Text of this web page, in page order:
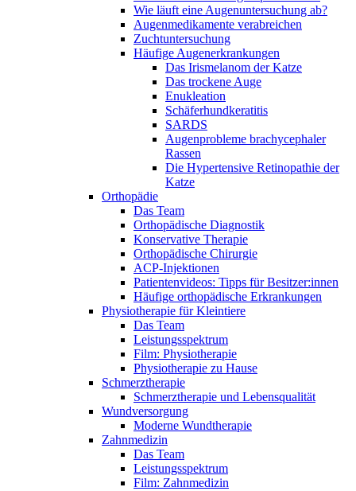
Wie läuft eine Augenuntersuchung ab?
Augenmedikamente verabreichen
Zuchtuntersuchung
Häufige Augenerkrankungen
Das Irismelanom der Katze
Das trockene Auge
Enukleation
Schäferhundkeratitis
SARDS
Augenprobleme brachycephaler
Rassen
Die Hypertensive Retinopathie der
Katze
Orthopädie
Das Team
Orthopädische Diagnostik
Konservative Therapie
Orthopädische Chirurgie
ACP-Injektionen
Patientenvideos: Tipps für Besitzer:innen
Häufige orthopädische Erkrankungen
Physiotherapie für Kleintiere
Das Team
Leistungsspektrum
Film: Physiotherapie
Physiotherapie zu Hause
Schmerztherapie
Schmerztherapie und Lebensqualität
Wundversorgung
Moderne Wundtherapie
Zahnmedizin
Das Team
Leistungsspektrum
Film: Zahnmedizin